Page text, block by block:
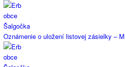
Oznámenie o uložení listovej zásielky –